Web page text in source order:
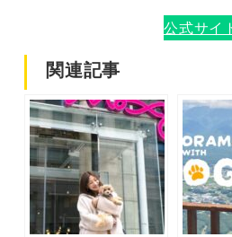
公式サイ
関連記事